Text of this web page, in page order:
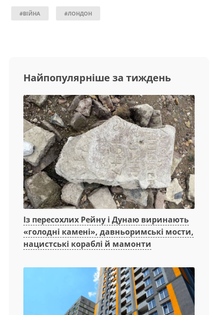
#ВІЙНА #ЛОНДОН
Найпопулярніше за тиждень
Із пересохлих Рейну і Дунаю виринають
«голодні камені», давньоримські мости,
нацистські кораблі й мамонти